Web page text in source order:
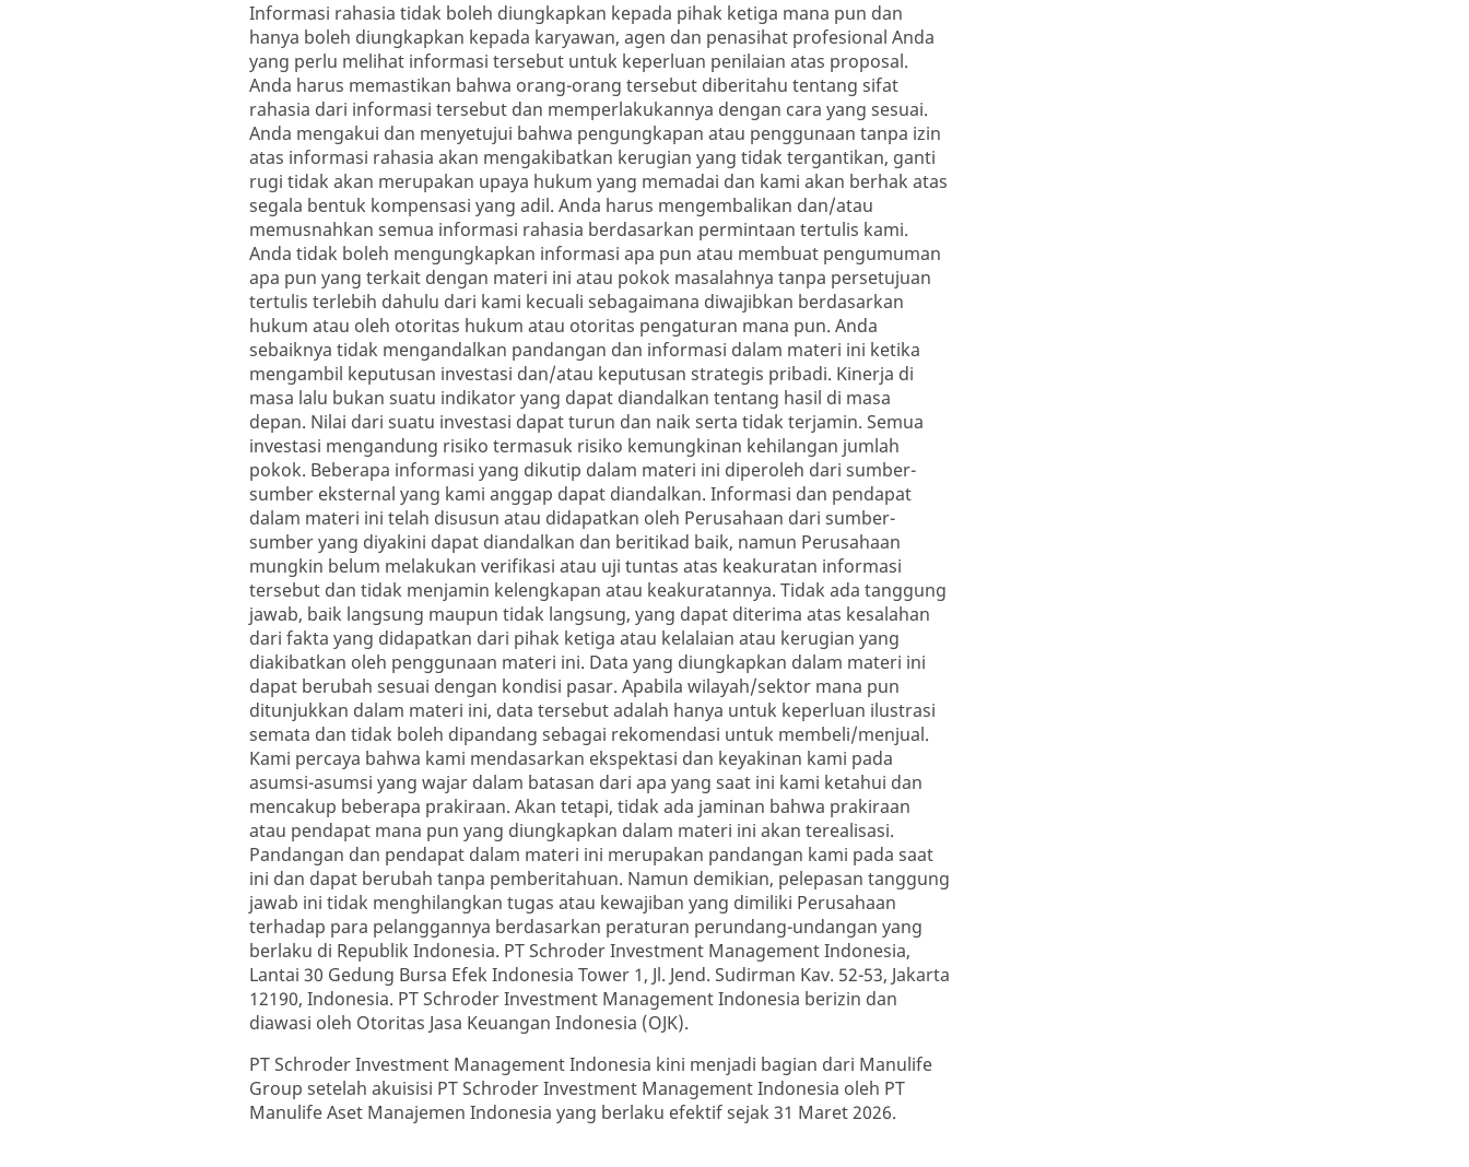
Informasi rahasia tidak boleh diungkapkan kepada pihak ketiga mana pun dan
hanya boleh diungkapkan kepada karyawan, agen dan penasihat profesional Anda
yang perlu melihat informasi tersebut untuk keperluan penilaian atas proposal.
Anda harus memastikan bahwa orang-orang tersebut diberitahu tentang sifat
rahasia dari informasi tersebut dan memperlakukannya dengan cara yang sesuai.
Anda mengakui dan menyetujui bahwa pengungkapan atau penggunaan tanpa izin
atas informasi rahasia akan mengakibatkan kerugian yang tidak tergantikan, ganti
rugi tidak akan merupakan upaya hukum yang memadai dan kami akan berhak atas
segala bentuk kompensasi yang adil. Anda harus mengembalikan dan/atau
memusnahkan semua informasi rahasia berdasarkan permintaan tertulis kami.
Anda tidak boleh mengungkapkan informasi apa pun atau membuat pengumuman
apa pun yang terkait dengan materi ini atau pokok masalahnya tanpa persetujuan
tertulis terlebih dahulu dari kami kecuali sebagaimana diwajibkan berdasarkan
hukum atau oleh otoritas hukum atau otoritas pengaturan mana pun. Anda
sebaiknya tidak mengandalkan pandangan dan informasi dalam materi ini ketika
mengambil keputusan investasi dan/atau keputusan strategis pribadi. Kinerja di
masa lalu bukan suatu indikator yang dapat diandalkan tentang hasil di masa
depan. Nilai dari suatu investasi dapat turun dan naik serta tidak terjamin. Semua
investasi mengandung risiko termasuk risiko kemungkinan kehilangan jumlah
pokok. Beberapa informasi yang dikutip dalam materi ini diperoleh dari sumber-
sumber eksternal yang kami anggap dapat diandalkan. Informasi dan pendapat
dalam materi ini telah disusun atau didapatkan oleh Perusahaan dari sumber-
sumber yang diyakini dapat diandalkan dan beritikad baik, namun Perusahaan
mungkin belum melakukan verifikasi atau uji tuntas atas keakuratan informasi
tersebut dan tidak menjamin kelengkapan atau keakuratannya. Tidak ada tanggung
jawab, baik langsung maupun tidak langsung, yang dapat diterima atas kesalahan
dari fakta yang didapatkan dari pihak ketiga atau kelalaian atau kerugian yang
diakibatkan oleh penggunaan materi ini. Data yang diungkapkan dalam materi ini
dapat berubah sesuai dengan kondisi pasar. Apabila wilayah/sektor mana pun
ditunjukkan dalam materi ini, data tersebut adalah hanya untuk keperluan ilustrasi
semata dan tidak boleh dipandang sebagai rekomendasi untuk membeli/menjual.
Kami percaya bahwa kami mendasarkan ekspektasi dan keyakinan kami pada
asumsi-asumsi yang wajar dalam batasan dari apa yang saat ini kami ketahui dan
mencakup beberapa prakiraan. Akan tetapi, tidak ada jaminan bahwa prakiraan
atau pendapat mana pun yang diungkapkan dalam materi ini akan terealisasi.
Pandangan dan pendapat dalam materi ini merupakan pandangan kami pada saat
ini dan dapat berubah tanpa pemberitahuan. Namun demikian, pelepasan tanggung
jawab ini tidak menghilangkan tugas atau kewajiban yang dimiliki Perusahaan
terhadap para pelanggannya berdasarkan peraturan perundang-undangan yang
berlaku di Republik Indonesia. PT Schroder Investment Management Indonesia,
Lantai 30 Gedung Bursa Efek Indonesia Tower 1, Jl. Jend. Sudirman Kav. 52-53, Jakarta
12190, Indonesia. PT Schroder Investment Management Indonesia berizin dan
diawasi oleh Otoritas Jasa Keuangan Indonesia (OJK).
PT Schroder Investment Management Indonesia kini menjadi bagian dari Manulife
Group setelah akuisisi PT Schroder Investment Management Indonesia oleh PT
Manulife Aset Manajemen Indonesia yang berlaku efektif sejak 31 Maret 2026.